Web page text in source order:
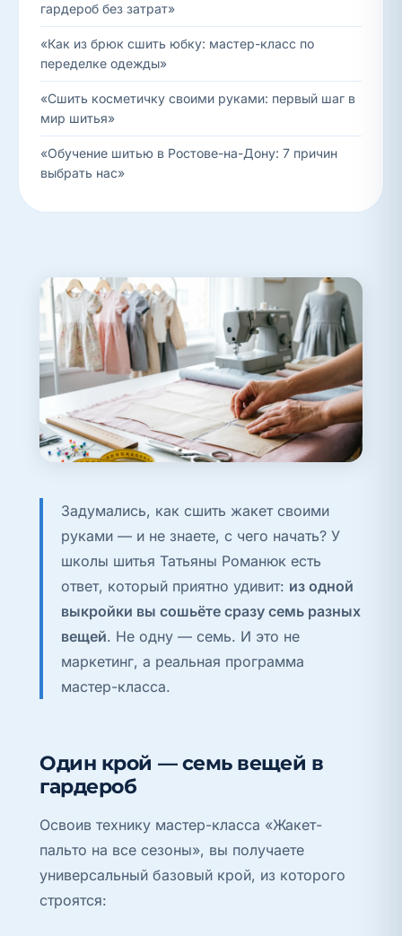
Задумались, как сшить жакет своими
руками — и не знаете, с чего начать? У
школы шитья Татьяны Романюк есть
ответ, который приятно удивит: из одной
выкройки вы сошьёте сразу семь разных
вещей. Не одну — семь. И это не
маркетинг, а реальная программа
мастер-класса.
Один крой — семь вещей в
гардероб
Освоив технику мастер-класса «Жакет-
пальто на все сезоны», вы получаете
универсальный базовый крой, из которого
строятся:
гардероб без затрат»
«Как из брюк сшить юбку: мастер-класс по
переделке одежды»
«Сшить косметичку своими руками: первый шаг в
мир шитья»
«Обучение шитью в Ростове-на-Дону: 7 причин
выбрать нас»